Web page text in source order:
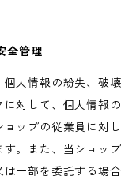
全管理
個人情報の紛失、破
対して、個人情報
ョップの従業員に対
す。また、当ショッ
一部を委託する場